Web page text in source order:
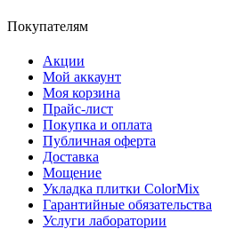
Покупателям
Акции
Мой аккаунт
Моя корзина
Прайс-лист
Покупка и оплата
Публичная оферта
Доставка
Мощение
Укладка плитки ColorMix
Гарантийные обязательства
Услуги лаборатории